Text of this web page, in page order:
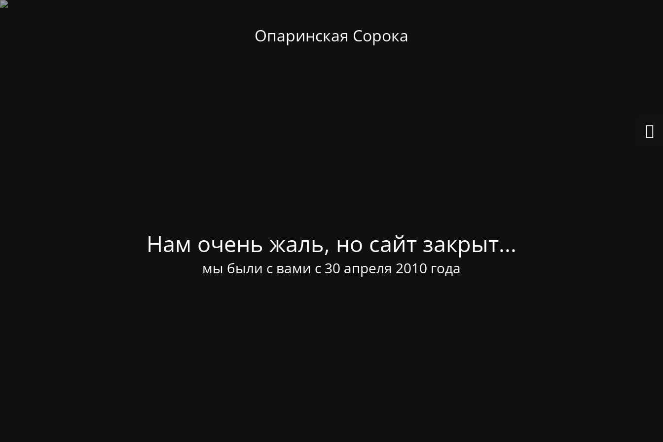
Опаринская Сорока
Нам очень жаль, но сайт закрыт...
мы были с вами с 30 апреля 2010 года